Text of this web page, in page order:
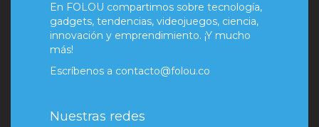
En FOLOU compartimos sobre tecnología,
gadgets, tendencias, videojuegos, ciencia,
innovación y emprendimiento. ¡Y mucho
más!
Escríbenos a contacto@folou.co
Nuestras redes